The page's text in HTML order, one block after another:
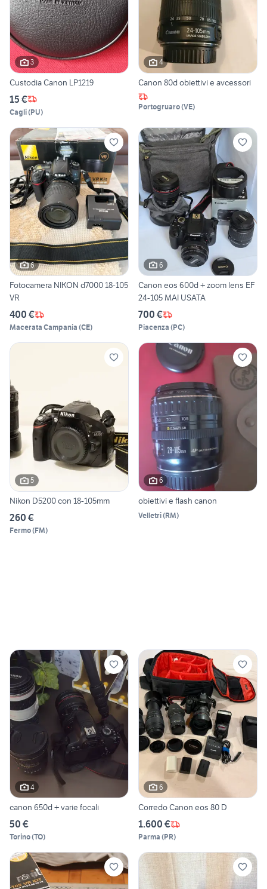
3
Custodia Canon LP1219
15 €
Cagli(PU)
4
Canon 80d obiettivi e avcessori
Portogruaro(VE)
6
Fotocamera NIKON d7000 18-105
VR
400 €
Macerata Campania (CE)
6
Canon eos 600d + zoom lens EF
24-105 MAI USATA
700 €
Piacenza (PC)
5
Nikon D5200 con 18-105mm
260 €
Fermo(FM)
6
obiettivi e flash canon
Velletri(RM)
4
canon 650d + varie focali
50 €
Torino(TO)
6
Corredo Canon eos 80 D
1.600 €
Parma (PR)